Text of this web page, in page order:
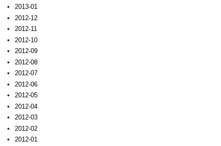
2013-01
2012-12
2012-11
2012-10
2012-09
2012-08
2012-07
2012-06
2012-05
2012-04
2012-03
2012-02
2012-01